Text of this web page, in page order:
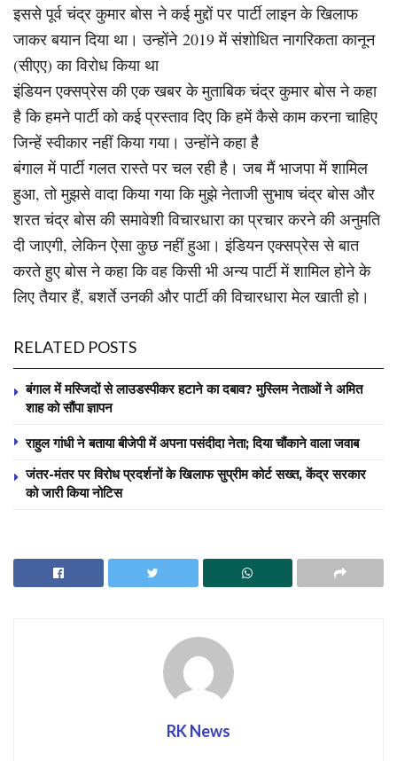
इससे पूर्व चंद्र कुमार बोस ने कई मुद्दों पर पार्टी लाइन के खिलाफ
जाकर बयान दिया था। उन्होंने 2019 में संशोधित नागरिकता कानून
(सीएए) का विरोध किया था
इंडियन एक्सप्रेस की एक खबर के मुताबिक चंद्र कुमार बोस ने कहा
है कि हमने पार्टी को कई प्रस्ताव दिए कि हमें कैसे काम करना चाहिए
जिन्हें स्वीकार नहीं किया गया। उन्होंने कहा है
बंगाल में पार्टी गलत रास्ते पर चल रही है। जब मैं भाजपा में शामिल
हुआ, तो मुझसे वादा किया गया कि मुझे नेताजी सुभाष चंद्र बोस और
शरत चंद्र बोस की समावेशी विचारधारा का प्रचार करने की अनुमति
दी जाएगी, लेकिन ऐसा कुछ नहीं हुआ। इंडियन एक्सप्रेस से बात
करते हुए बोस ने कहा कि वह किसी भी अन्य पार्टी में शामिल होने के
लिए तैयार हैं, बशर्ते उनकी और पार्टी की विचारधारा मेल खाती हो।
RELATED POSTS
बंगाल में मस्जिदों से लाउडस्पीकर हटाने का दबाव? मुस्लिम नेताओं ने अमित
शाह को सौंपा ज्ञापन
राहुल गांधी ने बताया बीजेपी में अपना पसंदीदा नेता; दिया चौंकाने वाला जवाब
जंतर-मंतर पर विरोध प्रदर्शनों के खिलाफ सुप्रीम कोर्ट सख्त, केंद्र सरकार
को जारी किया नोटिस
RK News